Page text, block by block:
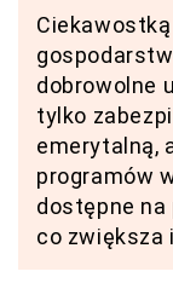
dobrowolne
tylko
emerytalną,
programów
dostępne na
co zwiększa